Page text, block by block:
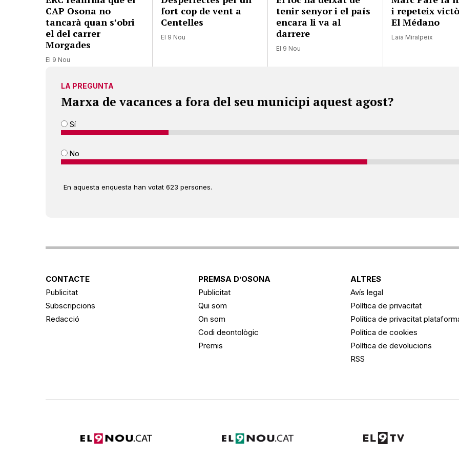
CAP Osona no
tancarà quan s’obri
el del carrer
Morgades
El 9 Nou
fort cop de vent a
Centelles
El 9 Nou
tenir senyor i el país
encara li va al
darrere
El 9 Nou
i repeteix
El Médano
Laia Miralpeix
LA PREGUNTA
Marxa de vacances a fora del seu municipi aquest agost?
Sí
No
En aquesta enquesta han votat 623 persones.
CONTACTE
Publicitat
Subscripcions
Redacció
PREMSA D’OSONA
Publicitat
Qui som
On som
Codi deontològic
Premis
ALTRES
Avís legal
Política de privacitat
Política de privacitat
Política de cookies
Política de devolucions
RSS